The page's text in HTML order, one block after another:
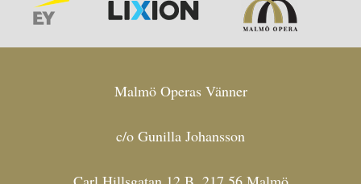
Malmö Operas Vänner
c/o Gunilla Johansson